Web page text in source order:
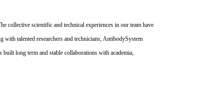
collective scientific and technical experiences in our team have
talented researchers and technicians, AntibodySystem
long term and stable collaborations with academia,